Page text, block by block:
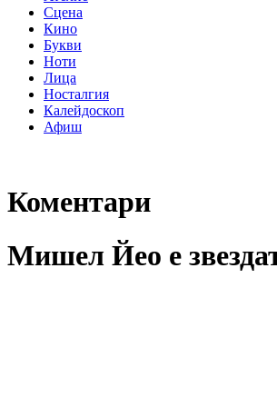
Сцена
Кино
Букви
Ноти
Лица
Носталгия
Калейдоскоп
Афиш
Коментари
Мишел Йео е